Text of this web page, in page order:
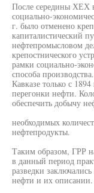
После середины ХЕХ
социально-
г. было отменено
капиталистический
нефтепромысловом
крепостнического
рамки социально-
способа
Кавказе только с
перегонки нефти.
обеспечить добычу
необходимых
нефтепродукты.
Таким образом, ГРР
в данный период
разведки
нефти и их описании.